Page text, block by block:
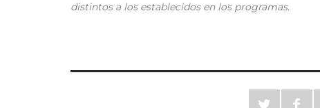
distintos a los establecidos en los programas.